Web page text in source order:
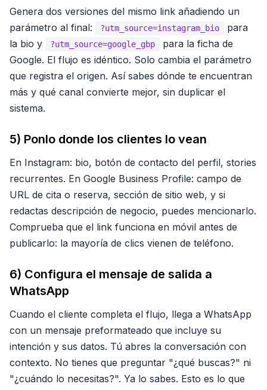
Genera dos versiones del mismo link añadiendo un
parámetro al final:
?utm_source=instagram_bio
para
la bio y
?utm_source=google_gbp
para la ficha de
Google. El flujo es idéntico. Solo cambia el parámetro
que registra el origen. Así sabes dónde te encuentran
más y qué canal convierte mejor, sin duplicar el
sistema.
5) Ponlo donde los clientes lo vean
En Instagram: bio, botón de contacto del perfil, stories
recurrentes. En Google Business Profile: campo de
URL de cita o reserva, sección de sitio web, y si
redactas descripción de negocio, puedes mencionarlo.
Comprueba que el link funciona en móvil antes de
publicarlo: la mayoría de clics vienen de teléfono.
6) Configura el mensaje de salida a
WhatsApp
Cuando el cliente completa el flujo, llega a WhatsApp
con un mensaje preformateado que incluye su
intención y sus datos. Tú abres la conversación con
contexto. No tienes que preguntar "¿qué buscas?" ni
"¿cuándo lo necesitas?". Ya lo sabes. Esto es lo que